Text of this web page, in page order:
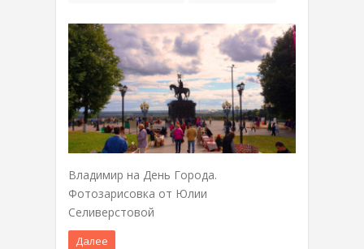
Владимир на День Города.
Фотозарисовка от Юлии
Селиверстовой
Далее